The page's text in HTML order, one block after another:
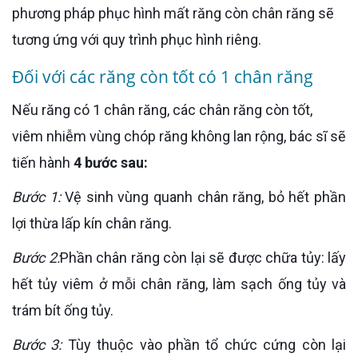
phương pháp phục hình mất răng còn chân răng sẽ
tương ứng với quy trình phục hình riêng.
Đối với các răng còn tốt có 1 chân răng
Nếu răng có 1 chân răng, các chân răng còn tốt,
viêm nhiễm vùng chóp răng không lan rộng, bác sĩ sẽ
tiến hành 4 bước sau:
Bước 1:Vệ sinh vùng quanh chân răng, bỏ hết phần
lợi thừa lấp kín chân răng.
Bước 2:Phần chân răng còn lại sẽ được chữa tủy: lấy
hết tủy viêm ở mỗi chân răng, làm sạch ống tủy và
trám bít ống tủy.
Bước 3: Tùy thuộc vào phần tổ chức cứng còn lại